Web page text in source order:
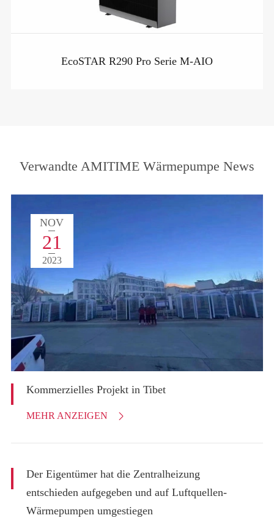
EcoSTAR R290 Pro Serie M-AIO
Verwandte AMITIME Wärmepumpe News
NOV
21
2023
Kommerzielles Projekt in Tibet
MEHR ANZEIGEN 
Der Eigentümer hat die Zentralheizung
entschieden aufgegeben und auf Luftquellen-
Wärmepumpen umgestiegen